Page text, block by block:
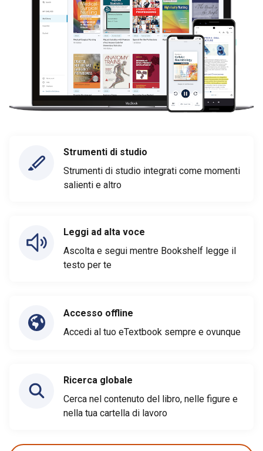
Strumenti di studio
Strumenti di studio integrati come momenti
salienti e altro
Leggi ad alta voce
Ascolta e segui mentre Bookshelf legge il
testo per te
Accesso offline
Accedi al tuo eTextbook sempre e ovunque
Ricerca globale
Cerca nel contenuto del libro, nelle figure e
nella tua cartella di lavoro